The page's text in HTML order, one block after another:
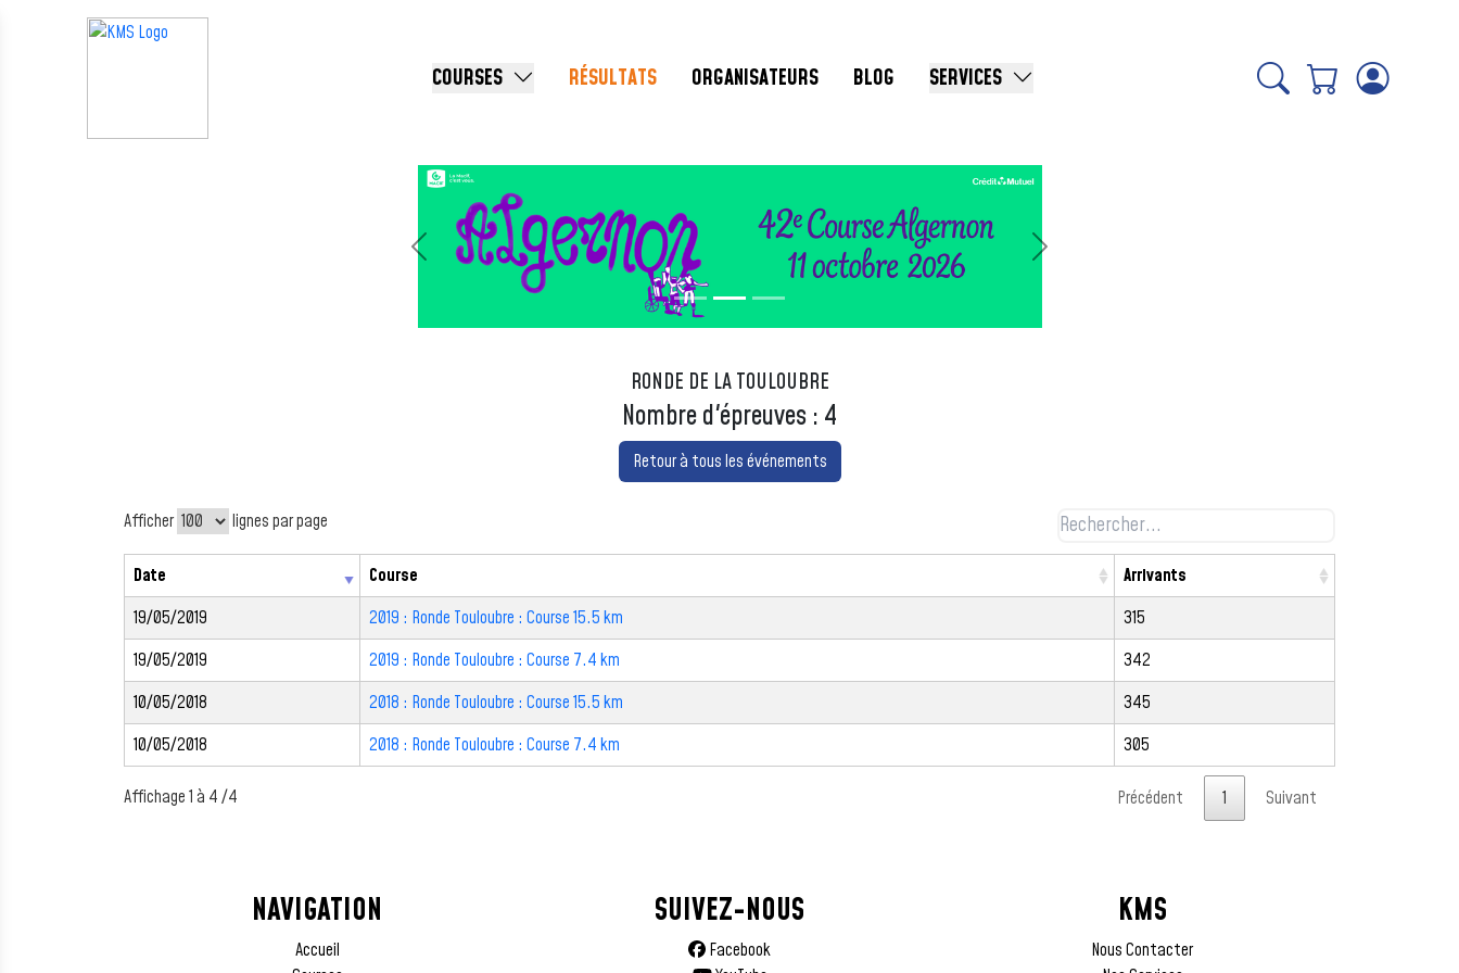
COURSES RÉSULTATS ORGANISATEURS BLOG SERVICES
Précédent Suivant
RONDE DE LA TOULOUBRE
Nombre d'épreuves : 4
Retour à tous les événements
Afficher lignes par page
Date Course
Arrivants
19/05/2019
2019 : Ronde Touloubre : Course 15.5 km
315
19/05/2019
2019 : Ronde Touloubre : Course 7.4 km
342
10/05/2018
2018 : Ronde Touloubre : Course 15.5 km
345
10/05/2018
2018 : Ronde Touloubre : Course 7.4 km 305
Affichage 1 à 4 /4 Précédent 1 Suivant
NAVIGATION
Accueil
SUIVEZ-NOUS
Facebook
KMS
Nous Contacter
Panneau de gestion des cookies